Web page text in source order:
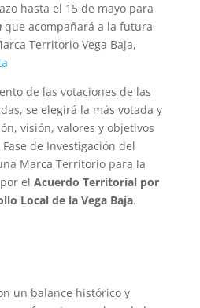
hasta el 15 de mayo para
que acompañará a la futura
Territorio Vega Baja,
de las votaciones de las
se elegirá la más votada y
visión, valores y objetivos
de Investigación del
Marca Territorio para la
el Acuerdo Territorial por
Local de la Vega Baja.
un balance histórico y